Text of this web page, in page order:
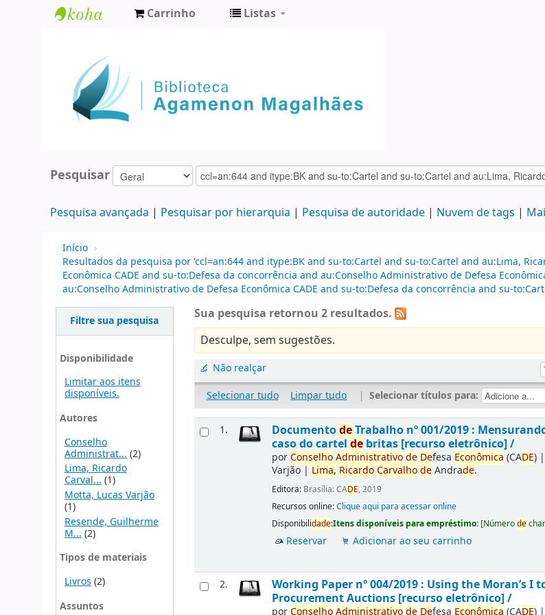
Agamenon
Magalhães
Carrinho Listas
Pesquisar
Pesquisa avançada Pesquisar por hierarquia Pesquisa de autoridade Nuvem de tags
Início ›
Resultados da pesquisa por 'ccl=an:644 and itype:BK and su-to:Cartel and su-to:Cartel and au:Lima,
Econômica CADE and su-to:Defesa da concorrência and au:Conselho Administrativo de Defesa
au:Conselho Administrativo de Defesa Econômica CADE and su-to:Defesa da concorrência and su-
Filtre sua pesquisa
Disponibilidade
Limitar aos itens
disponíveis.
Autores
Conselho
Administrat... (2)
Lima, Ricardo
Carval...(1)
Motta, Lucas Varjão
(1)
Resende, Guilherme
M... (2)
Tipos de materiais
Livros (2)
Assuntos
Sua pesquisa retornou 2 resultados.
Desculpe, sem sugestões.
Não realçar
Selecionar tudo
Limpar tudo | Selecionar títulos para:
1. DocumentodeTrabalho nº 001/2019 :
caso do cartelde britas [recurso eletrônico] /
porConselhoAdministrativode Defesa Econômica (CADE) |
Varjão | Lima, RicardoCarvalhodeAndrade.
Editora: Brasília: CADE, 2019
Recursos online:Clique aqui para acessar online
Disponibilidade:Itens disponíveis para empréstimo: [Númerode
Reservar Adicionar ao seu carrinho
2. Working Paper nº 004/2019 : Using the Moran’s I
Procurement Auctions [recurso eletrônico] /